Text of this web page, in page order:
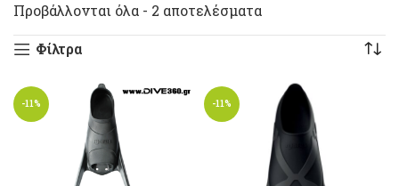
Προβάλλονται όλα - 2 αποτελέσματα
Φίλτρα
-11% -11%